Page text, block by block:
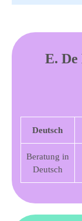
E.
Deutsch
Beratung in
Deutsch